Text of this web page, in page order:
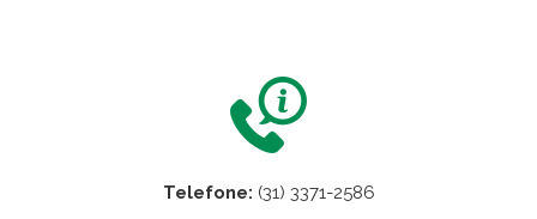
Telefone: (31) 3371-2586